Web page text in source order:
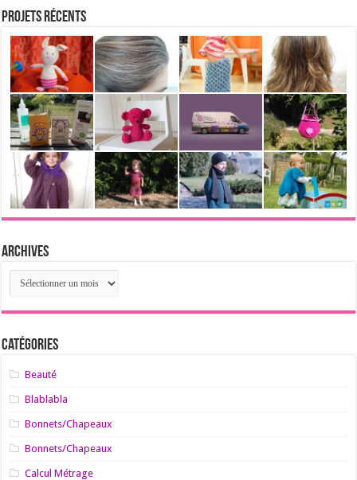
Projets récents
Archives
Archives
Catégories
Beauté
Blablabla
Bonnets/Chapeaux
Bonnets/Chapeaux
Calcul Métrage